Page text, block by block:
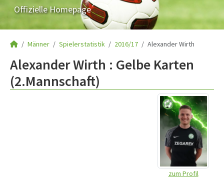
Offizielle Homepage
Männer Spielerstatistik 2016/17 Alexander Wirth
Alexander Wirth : Gelbe Karten
(2.Mannschaft)
zum Profil